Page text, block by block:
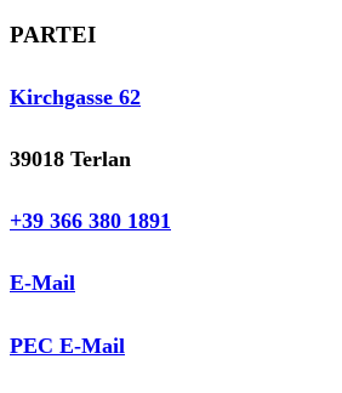
PARTEI
Kirchgasse 62
39018 Terlan
+39 366 380 1891
E-Mail
PEC E-Mail